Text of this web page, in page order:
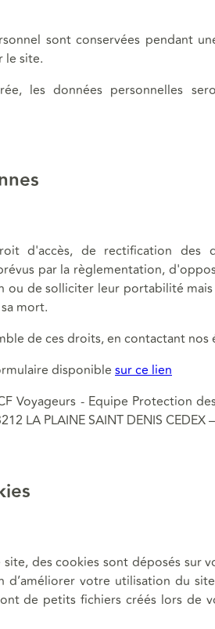
sont conservées pendant
le site.
les données personnelles
d'accès, de rectification des
par la règlementation,
ou de solliciter leur portabilité
mort.
de ces droits, en contactant nos
disponible sur ce lien
Voyageurs - Equipe Protection
LA PLAINE SAINT DENIS CEDEX
site, des cookies sont déposés sur
votre utilisation du
de petits fichiers créés lors de